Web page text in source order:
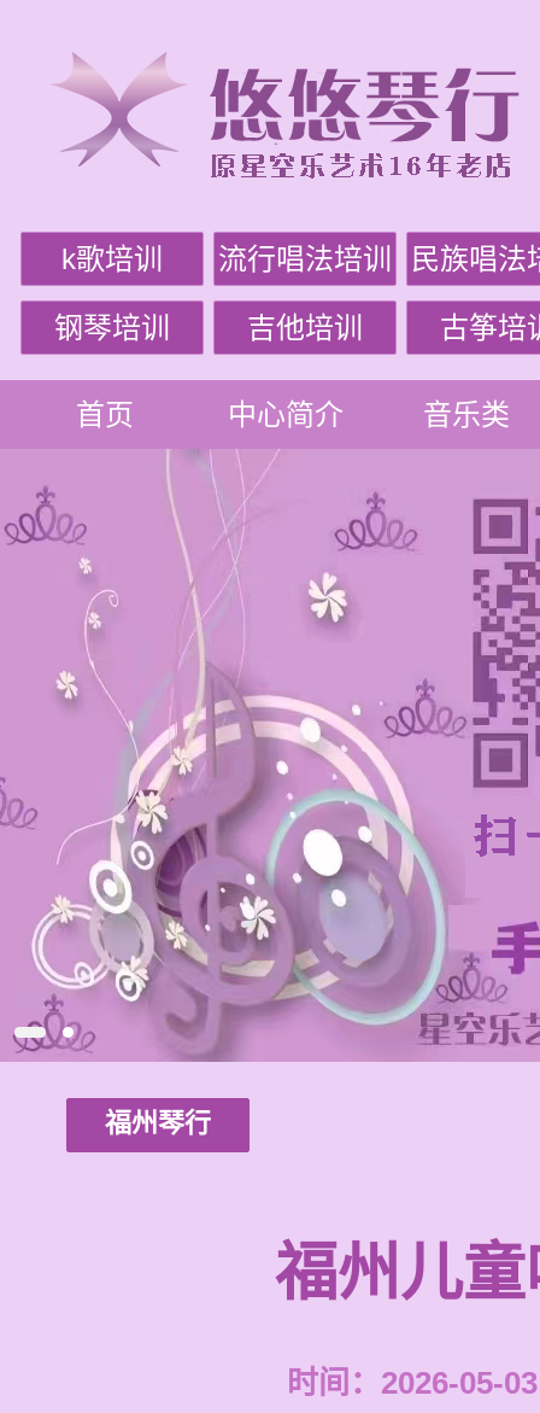
k歌培训 流行唱法培训 民族唱法
钢琴培训 吉他培训 古筝培
首页 中心简介 音乐类
福州琴行
福州儿
时间：2026-05-